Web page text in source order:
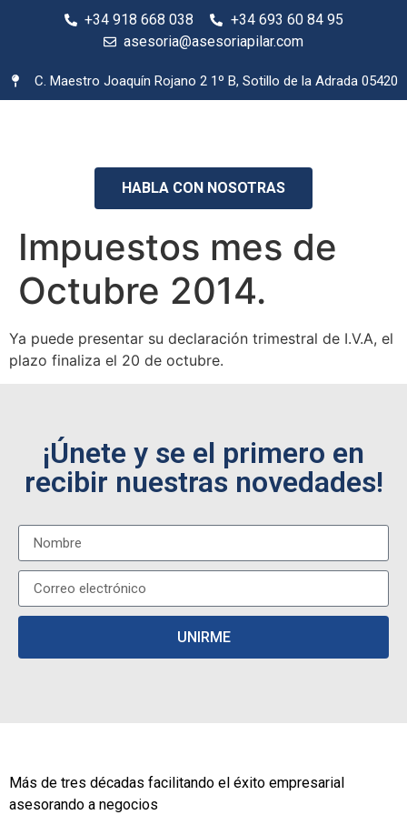
+34 918 668 038
+34 693 60 84 95
asesoria@asesoriapilar.com
C. Maestro Joaquín Rojano 2 1º B, Sotillo de la Adrada 05420
HABLA CON NOSOTRAS
Impuestos mes de
Octubre 2014.
Ya puede presentar su declaración trimestral de I.V.A, el
plazo finaliza el 20 de octubre.
¡Únete y se el primero en
recibir nuestras novedades!
UNIRME
Más de tres décadas facilitando el éxito empresarial
asesorando a negocios